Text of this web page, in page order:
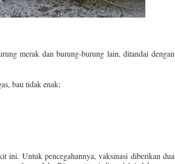
merak dan burung-burung lain, ditandai dengan
bau tidak enak;
ini. Untuk pencegahannya, vaksinasi diberikan dua